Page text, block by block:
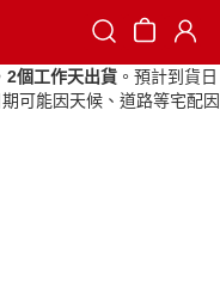
Search
2個工作天出貨 。預計到貨日
可能因天候、道路等宅配因